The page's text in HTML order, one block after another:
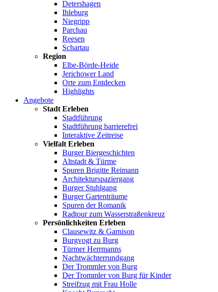
Detershagen
Ihleburg
Niegripp
Parchau
Reesen
Schartau
Region
Elbe-Börde-Heide
Jerichower Land
Orte zum Entdecken
Highlights
Angebote
Stadt Erleben
Stadtführung
Stadtführung barrierefrei
Interaktive Zeitreise
Vielfalt Erleben
Burger Biergeschichten
Altstadt & Türme
Spuren Brigitte Reimann
Architekturspaziergang
Burger Stuhlgang
Burger Gartenträume
Spuren der Romanik
Radtour zum Wasserstraßenkreuz
Persönlichkeiten Erleben
Clausewitz & Garnison
Burgvogt zu Burg
Türmer Herrmanns
Nachtwächterrundgang
Der Trommler von Burg
Der Trommler von Burg für Kinder
Streifzug mit Frau Holle